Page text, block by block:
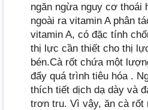
ngăn ngừa nguy cơ thoái
ngoài ra vitamin A phân
vitamin A, có đặc tính
thị lực cần thiết cho thị
bén.Cà rốt chứa một
đẩy quá trình tiêu hóa .
thích tiết dịch dạ dày và
trơn tru. Vì vậy, ăn cà rốt